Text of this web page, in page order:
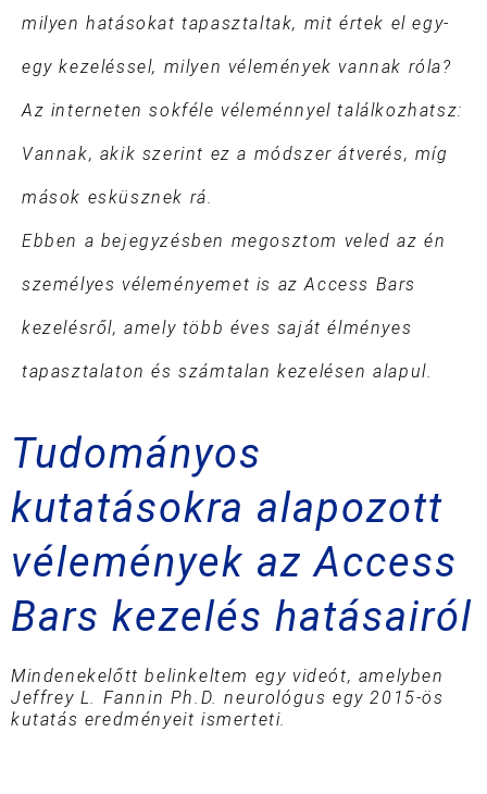
milyen hatásokat tapasztaltak, mit értek el egy-
egy kezeléssel, milyen vélemények vannak róla?
Az interneten sokféle véleménnyel találkozhatsz:
Vannak, akik szerint ez a módszer átverés, míg
mások esküsznek rá.
Ebben a bejegyzésben megosztom veled az én
személyes véleményemet is az Access Bars
kezelésről, amely több éves saját élményes
tapasztalaton és számtalan kezelésen alapul.
Tudományos
kutatásokra alapozott
vélemények az Access
Bars kezelés hatásairól
Mindenekelőtt belinkeltem egy videót, amelyben
Jeffrey L. Fannin Ph.D. neurológus egy 2015-ös
kutatás eredményeit ismerteti.